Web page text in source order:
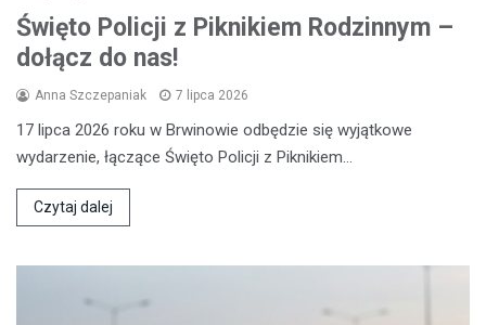
Święto Policji z Piknikiem Rodzinnym –
dołącz do nas!
Anna Szczepaniak 7 lipca 2026
17 lipca 2026 roku w Brwinowie odbędzie się wyjątkowe
wydarzenie, łączące Święto Policji z Piknikiem…
Czytaj dalej